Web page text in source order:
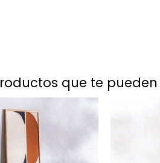
productos que te